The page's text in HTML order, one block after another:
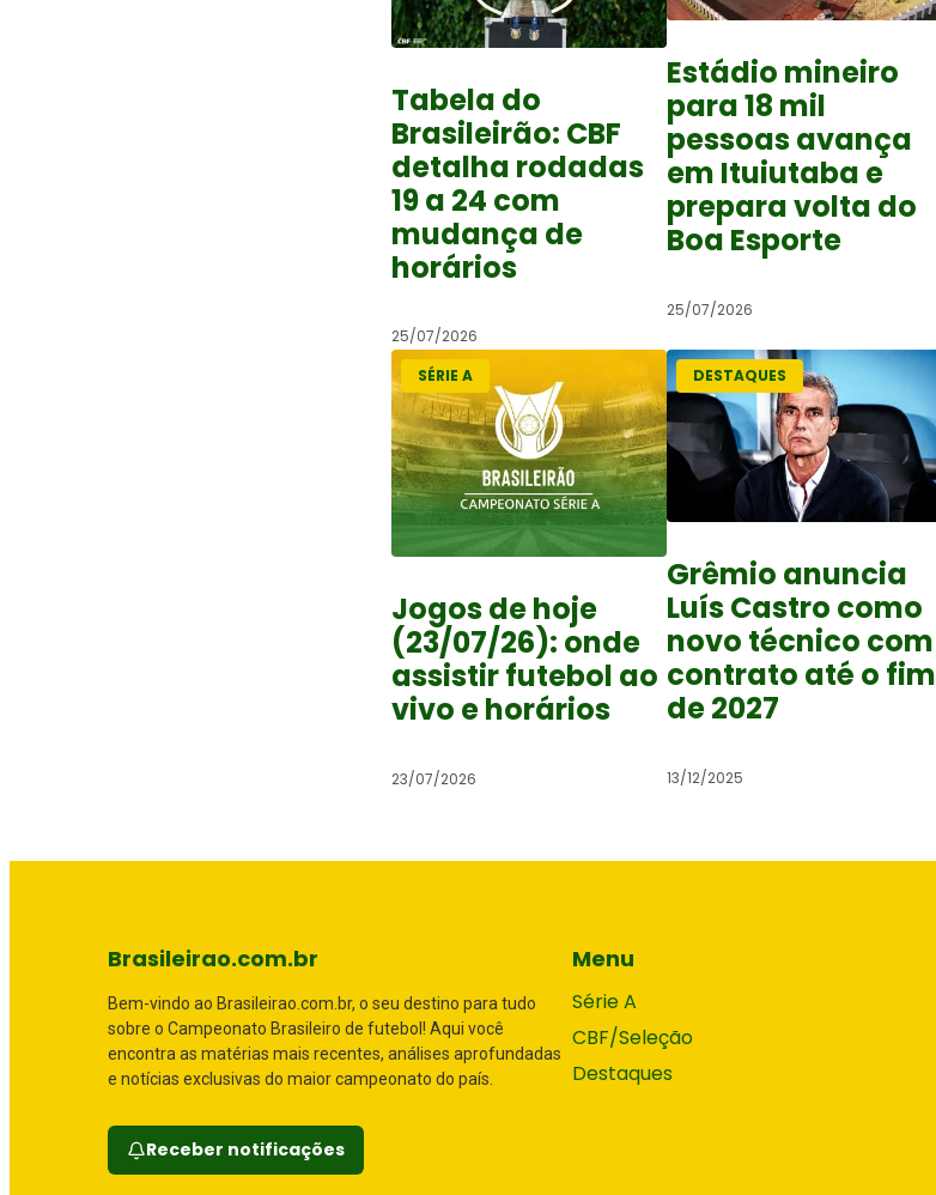
Tabela do
Brasileirão: CBF
detalha rodadas
19 a 24 com
mudança de
horários
25/07/2026
Estádio mineiro
para 18 mil
pessoas avança
em Ituiutaba e
prepara volta do
Boa Esporte
25/07/2026
SÉRIE A
Jogos de hoje
(23/07/26): onde
assistir futebol ao
vivo e horários
23/07/2026
DESTAQUES
Grêmio anuncia
Luís Castro como
novo técnico com
contrato até o fim
de 2027
13/12/2025
Brasileirao.com.br
Bem-vindo ao Brasileirao.com.br, o seu destino para tudo
sobre o Campeonato Brasileiro de futebol! Aqui você
encontra as matérias mais recentes, análises aprofundadas
e notícias exclusivas do maior campeonato do país.
Receber notificações
Menu
Série A
CBF/Seleção
Destaques